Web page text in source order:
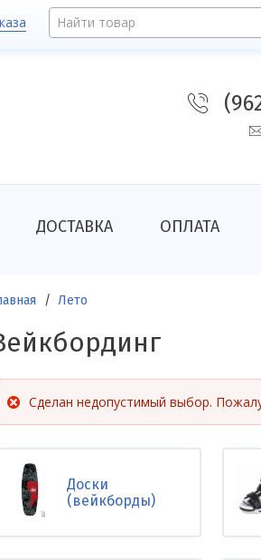
Найти товар
ДОСТАВКА ОПЛАТА
Лето
Сообщение
об
ошибке
Сделан недопустимый выбор.
Доски
(вейкборды)